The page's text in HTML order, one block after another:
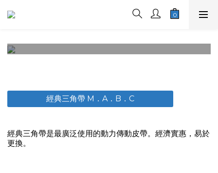
三角帶
經典三角帶 M．A．B．C
經典三角帶是最廣泛使用的動力傳動皮帶。經濟實惠，易於
更換。